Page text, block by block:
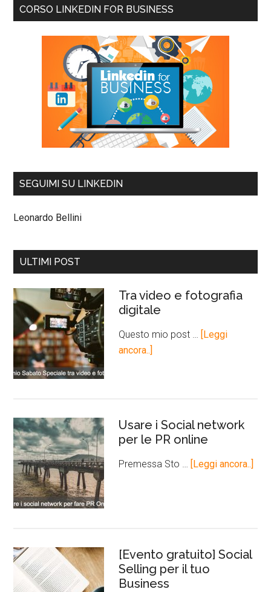
CORSO LINKEDIN FOR BUSINESS
SEGUIMI SU LINKEDIN
Leonardo Bellini
ULTIMI POST
Tra video e fotografia
digitale
Questo mio post …
[Leggi
ancora..]
Usare i Social network
per le PR online
Premessa Sto … [Leggi ancora..]
[Evento gratuito] Social
Selling per il tuo
Business